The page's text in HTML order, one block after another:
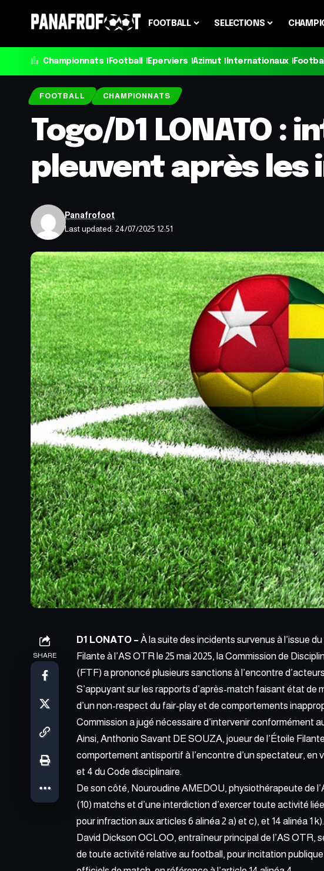
FOOTBALL SELECTIONS
Championnats Football Eperviers Azimut Internationaux Football
FOOTBALL CHAMPIONNATS
Togo/D1 LONATO
pleuvent après les
Last updated: 24/07/2025 12:51
Panafrofoot
SHARE
D1 LONATO – À la suite des incidents survenus à l’issue
Filante à l’AS OTR le 25 mai 2025, la Commission de
(FTF) a prononcé plusieurs sanctions à l’encontre
S’appuyant sur les rapports d’après-match faisant état de
d’un non-respect du fair-play et de comportements
Commission a jugé nécessaire d’intervenir conformément
Ainsi, Anthonio Savant DE SOUZA, joueur de l’Étoile
comportement antisportif à l’encontre d’un spectateur, en
et 4 du Code disciplinaire.
De son côté, Nouroudine AMEDOU, physiothérapeute de
(10) matchs et d’une interdiction d’exercer toute activité
pour infraction aux articles 6 alinéa 2 a) et c), et 14 alinéa 1 k).
David Dickson OCLOO, entraîneur principal de l’AS OTR,
de toute activité relative au football, pour incitation